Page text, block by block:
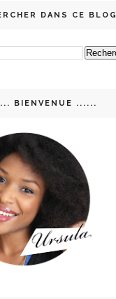
DANS CE BLOG
BIENVENUE ......